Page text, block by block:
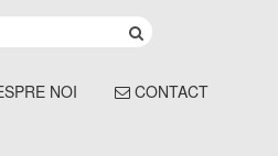
NOI CONTACT